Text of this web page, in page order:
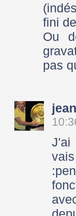
fini
Ou
pas
J'ai